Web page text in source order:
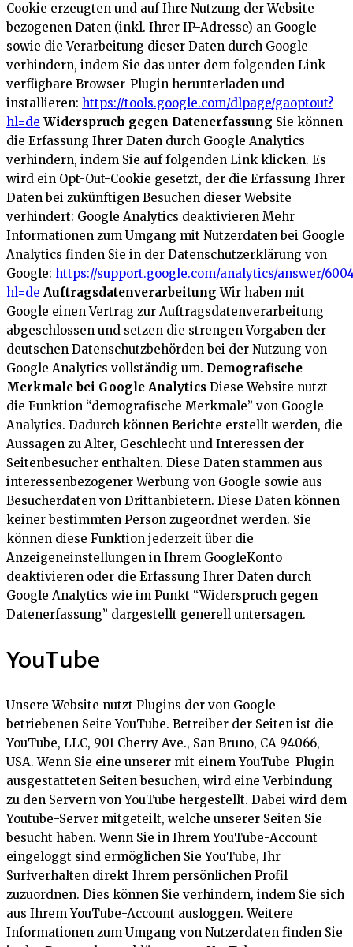
Cookie erzeugten und auf Ihre Nutzung der Website
bezogenen Daten (inkl. Ihrer IP-Adresse) an Google
sowie die Verarbeitung dieser Daten durch Google
verhindern, indem Sie das unter dem folgenden Link
verfügbare Browser-Plugin herunterladen und
installieren: https://tools.google.com/dlpage/gaoptout?
hl=de Widerspruch gegen Datenerfassung Sie können
die Erfassung Ihrer Daten durch Google Analytics
verhindern, indem Sie auf folgenden Link klicken. Es
wird ein Opt-Out-Cookie gesetzt, der die Erfassung Ihrer
Daten bei zukünftigen Besuchen dieser Website
verhindert: Google Analytics deaktivieren Mehr
Informationen zum Umgang mit Nutzerdaten bei Google
Analytics finden Sie in der Datenschutzerklärung von
Google: https://support.google.com/analytics/answer/
hl=de Auftragsdatenverarbeitung Wir haben mit
Google einen Vertrag zur Auftragsdatenverarbeitung
abgeschlossen und setzen die strengen Vorgaben der
deutschen Datenschutzbehörden bei der Nutzung von
Google Analytics vollständig um. Demografische
Merkmale bei Google Analytics Diese Website nutzt
die Funktion “demografische Merkmale” von Google
Analytics. Dadurch können Berichte erstellt werden, die
Aussagen zu Alter, Geschlecht und Interessen der
Seitenbesucher enthalten. Diese Daten stammen aus
interessenbezogener Werbung von Google sowie aus
Besucherdaten von Drittanbietern. Diese Daten können
keiner bestimmten Person zugeordnet werden. Sie
können diese Funktion jederzeit über die
Anzeigeneinstellungen in Ihrem GoogleKonto
deaktivieren oder die Erfassung Ihrer Daten durch
Google Analytics wie im Punkt “Widerspruch gegen
Datenerfassung” dargestellt generell untersagen.
YouTube
Unsere Website nutzt Plugins der von Google
betriebenen Seite YouTube. Betreiber der Seiten ist die
YouTube, LLC, 901 Cherry Ave., San Bruno, CA 94066,
USA. Wenn Sie eine unserer mit einem YouTube-Plugin
ausgestatteten Seiten besuchen, wird eine Verbindung
zu den Servern von YouTube hergestellt. Dabei wird dem
Youtube-Server mitgeteilt, welche unserer Seiten Sie
besucht haben. Wenn Sie in Ihrem YouTube-Account
eingeloggt sind ermöglichen Sie YouTube, Ihr
Surfverhalten direkt Ihrem persönlichen Profil
zuzuordnen. Dies können Sie verhindern, indem Sie sich
aus Ihrem YouTube-Account ausloggen. Weitere
Informationen zum Umgang von Nutzerdaten finden Sie